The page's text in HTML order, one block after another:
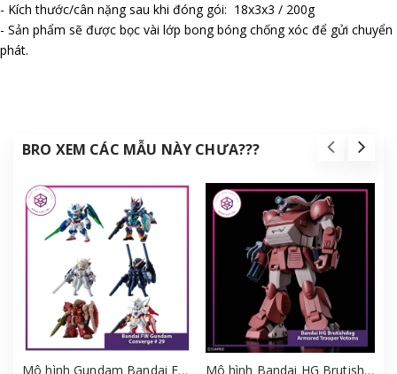
- Kích thước/cân nặng sau khi đóng gói: 18x3x3 / 200g
- Sản phẩm sẽ được bọc vài lớp bong bóng chống xóc để gửi chuyển
phát.
BRO XEM CÁC MẪU NÀY CHƯA???
Mô hình Gundam Bandai FW Gundam Converge # 29 Full Set [GDB] [FCH] Mô hình Bandai HG Brutishdog - Armored Trooper Votoms [GDB] [BHG]